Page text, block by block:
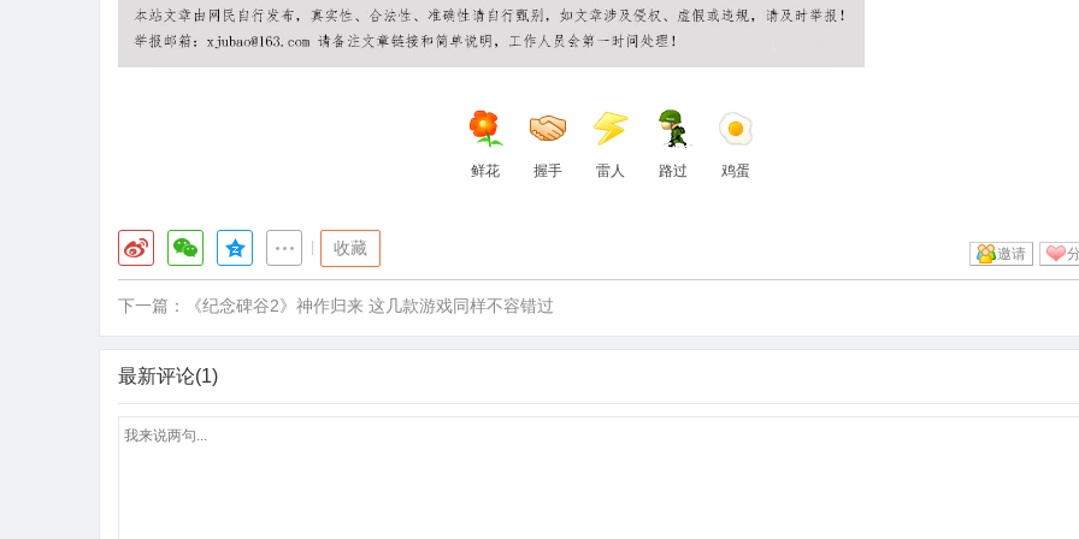
鲜花 握手 雷人 路过 鸡蛋
收藏 邀请
下一篇： 《纪念碑谷2》神作归来 这几款游戏同样不容错过
最新评论(1)